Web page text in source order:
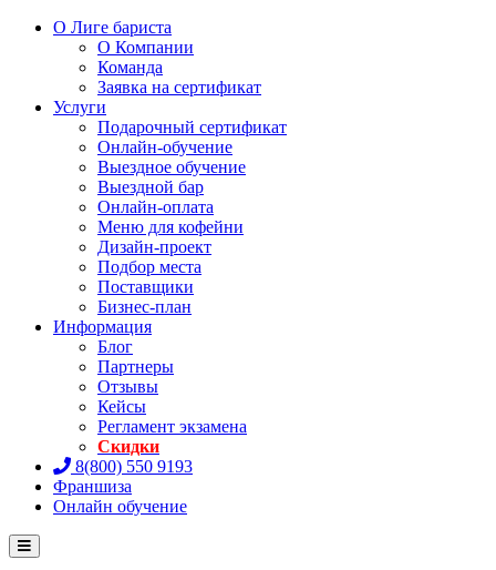
О Лиге бариста
О Компании
Команда
Заявка на сертификат
Услуги
Подарочный сертификат
Онлайн-обучение
Выездное обучение
Выездной бар
Онлайн-оплата
Меню для кофейни
Дизайн-проект
Подбор места
Поставщики
Бизнес-план
Информация
Блог
Партнеры
Отзывы
Кейсы
Регламент экзамена
Скидки
8(800) 550 9193
Франшиза
Онлайн обучение
Menu